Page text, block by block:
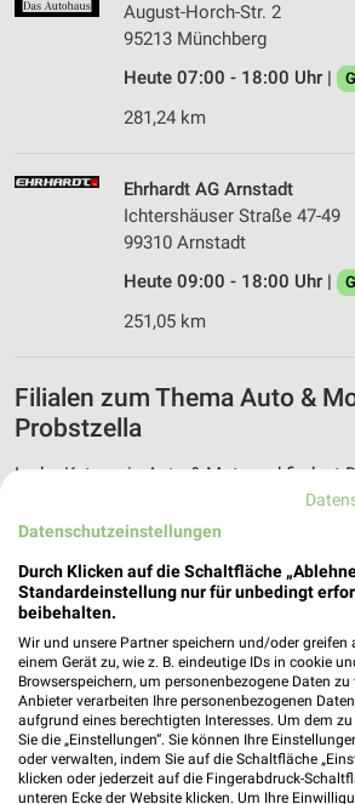
August-Horch-Str. 2
95213 Münchberg
Heute 07:00 - 18:00 Uhr |
281,24 km
Ehrhardt AG Arnstadt
Ichtershäuser Straße 47-49
99310 Arnstadt
Heute 09:00 - 18:00 Uhr |
251,05 km
Filialen zum Thema Auto &
Probstzella
In der Kategorie Auto & Motorrad findest
und Öffnungszeiten von z.B. pitstop in
Probstzella.
Aktuelle Prospekte für
Umgebung
19 Prospekte
Lidl Lidl
Datenschutzeinstellungen
Durch Klicken auf die Schaltfläche
Standardeinstellung nur für unbedingt
beibehalten.
Wir und unsere Partner speichern und/oder
einem Gerät zu, wie z. B. eindeutige IDs in cookie
Browserspeichern, um personenbezogene Daten
Anbieter verarbeiten Ihre personenbezogenen
aufgrund eines berechtigten Interesses. Um dem
Sie die „Einstellungen“. Sie können Ihre
oder verwalten, indem Sie auf die Schaltfläche
klicken oder jederzeit auf die Fingerabdruck-
unteren Ecke der Website klicken. Um Ihre